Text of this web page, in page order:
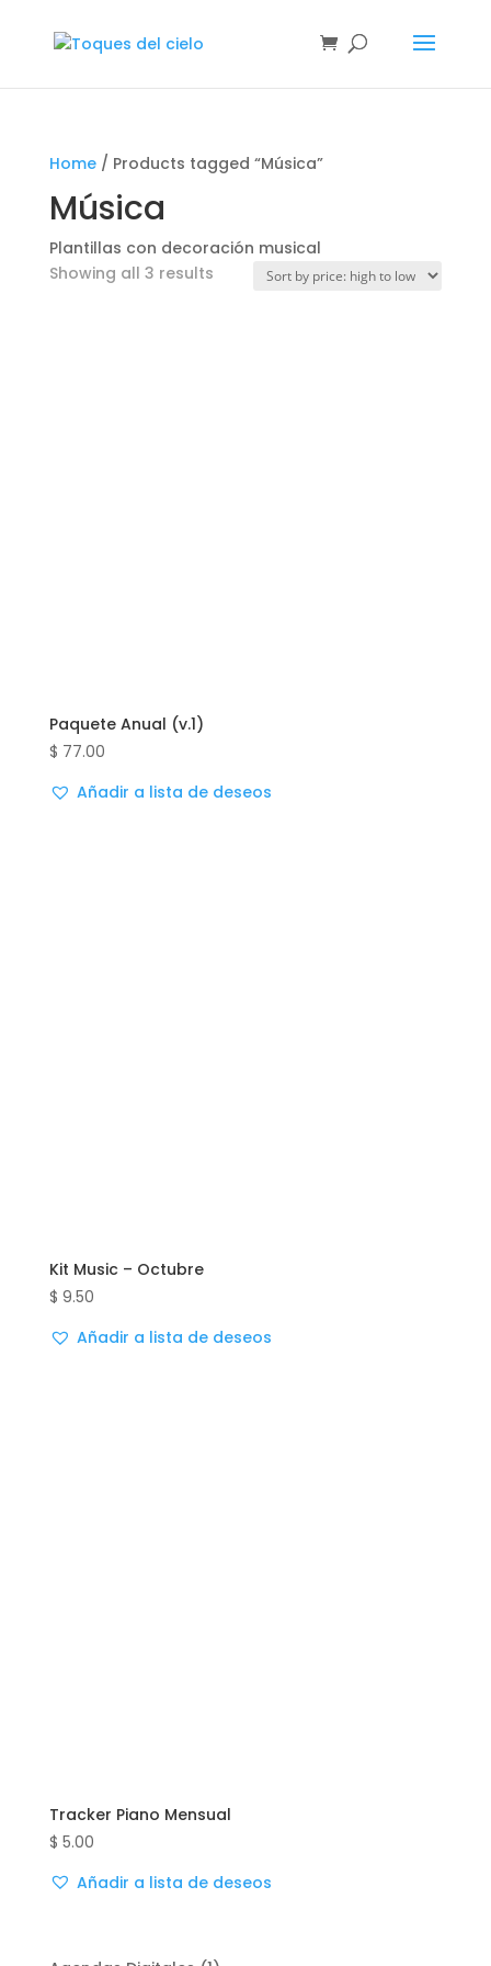
Home/ Products tagged “Música”
Música
Plantillas con decoración musical
Showing all 3 results
Paquete Anual (v.1)
$ 77.00
Añadir a lista de deseos
Kit Music – Octubre
$ 9.50
Añadir a lista de deseos
Tracker Piano Mensual
$ 5.00
Añadir a lista de deseos